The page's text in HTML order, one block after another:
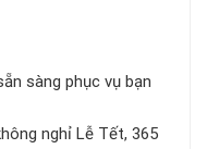
sàng phục vụ bạn
nghỉ Lễ Tết, 365